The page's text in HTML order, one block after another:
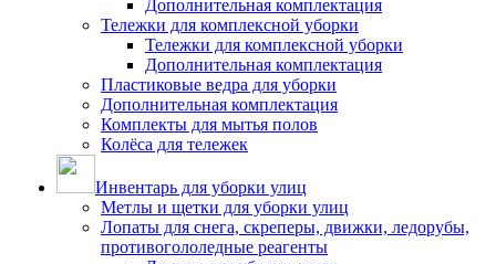
Дополнительная комплектация
Тележки для комплексной уборки
Тележки для комплексной уборки
Дополнительная комплектация
Пластиковые ведра для уборки
Дополнительная комплектация
Комплекты для мытья полов
Колёса для тележек
Инвентарь для уборки улиц
Метлы и щетки для уборки улиц
Лопаты для снега, скреперы, движки, ледорубы,
противогололедные реагенты